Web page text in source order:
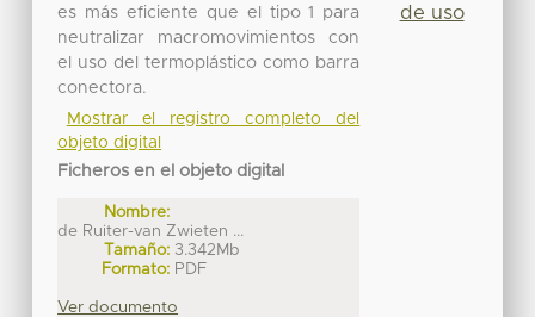
es más eficiente que el tipo 1 para
neutralizar macromovimientos con
el uso del termoplástico como barra
conectora.
Mostrar el registro completo del
objeto digital
Ficheros en el objeto digital
Nombre:
de Ruiter-van Zwieten ...
Tamaño: 3.342Mb
Formato: PDF
Ver documento
de uso